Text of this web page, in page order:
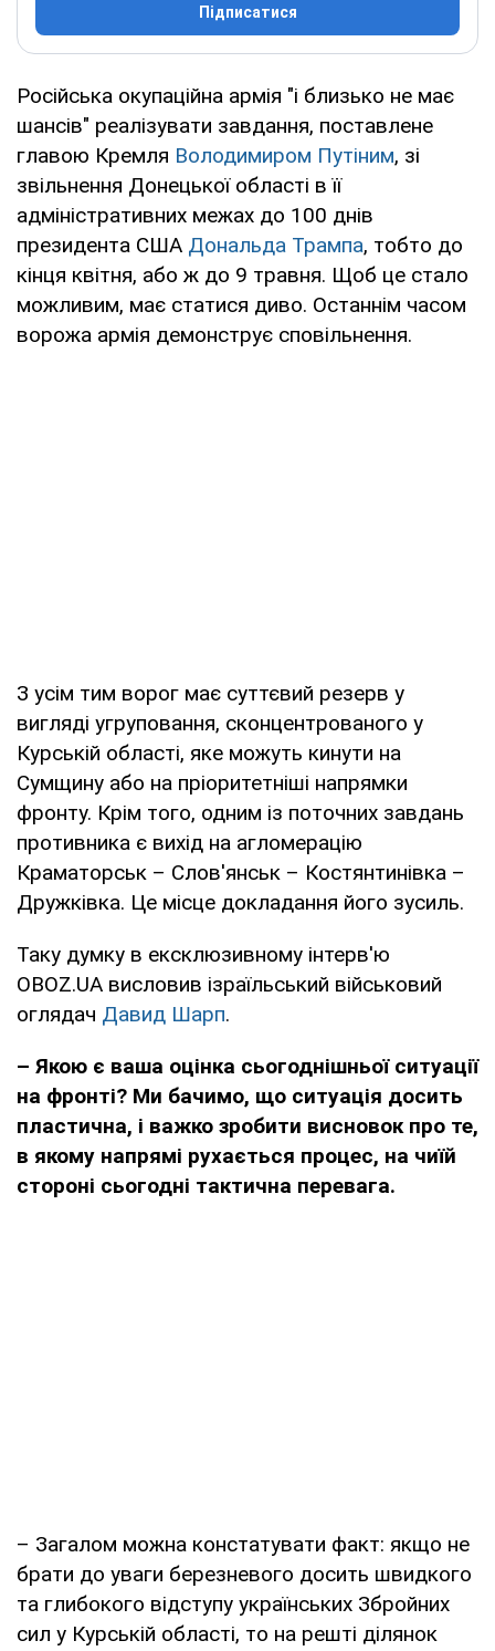
Підписатися
Російська окупаційна армія "і близько не має
шансів" реалізувати завдання, поставлене
главою Кремля Володимиром Путіним, зі
звільнення Донецької області в її
адміністративних межах до 100 днів
президента США Дональда Трампа, тобто до
кінця квітня, або ж до 9 травня. Щоб це стало
можливим, має статися диво. Останнім часом
ворожа армія демонструє сповільнення.
З усім тим ворог має суттєвий резерв у
вигляді угруповання, сконцентрованого у
Курській області, яке можуть кинути на
Сумщину або на пріоритетніші напрямки
фронту. Крім того, одним із поточних завдань
противника є вихід на агломерацію
Краматорськ – Слов'янськ – Костянтинівка –
Дружківка. Це місце докладання його зусиль.
Таку думку в ексклюзивному інтерв'ю
OBOZ.UA висловив ізраїльський військовий
оглядач Давид Шарп.
– Якою є ваша оцінка сьогоднішньої ситуації
на фронті? Ми бачимо, що ситуація досить
пластична, і важко зробити висновок про те,
в якому напрямі рухається процес, на чиїй
стороні сьогодні тактична перевага.
– Загалом можна констатувати факт: якщо не
брати до уваги березневого досить швидкого
та глибокого відступу українських Збройних
сил у Курській області, то на решті ділянок